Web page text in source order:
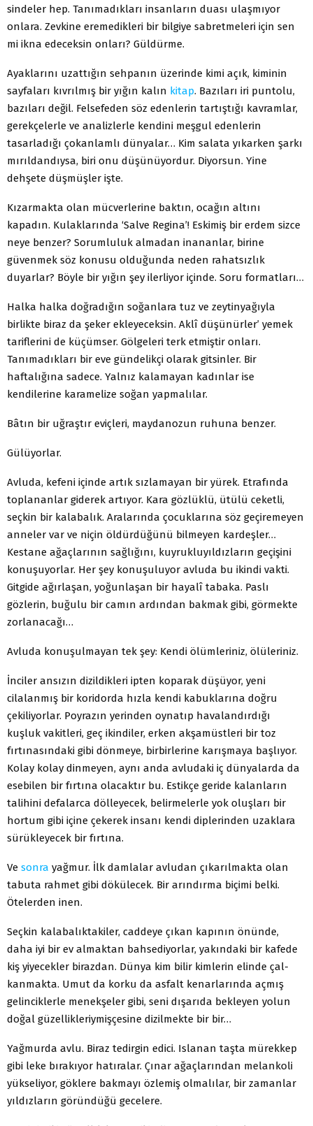
sindeler hep. Tanımadıkları insanların duası ulaşmıyor
onlara. Zevkine eremedikleri bir bilgiye sabretmeleri için sen
mi ikna edeceksin onları? Güldürme.
Ayaklarını uzattığın sehpanın üzerinde kimi açık, kiminin
sayfaları kıvrılmış bir yığın kalın kitap. Bazıları iri puntolu,
bazıları değil. Felsefeden söz edenlerin tartıştığı kavramlar,
gerekçelerle ve analizlerle kendini meşgul edenlerin
tasarladığı çokanlamlı dünyalar… Kim salata yıkarken şarkı
mırıldandıysa, biri onu düşünüyordur. Diyorsun. Yine
dehşete düşmüşler işte.
Kızarmakta olan mücverlerine baktın, ocağın altını
kapadın. Kulaklarında ‘Salve Regina’! Eskimiş bir erdem sizce
neye benzer? Sorumluluk almadan inananlar, birine
güvenmek söz konusu olduğunda neden rahatsızlık
duyarlar? Böyle bir yığın şey ilerliyor içinde. Soru formatları…
Halka halka doğradığın soğanlara tuz ve zeytinyağıyla
birlikte biraz da şeker ekleyeceksin. Aklî düşünürler’ yemek
tariflerini de küçümser. Gölgeleri terk etmiştir onları.
Tanımadıkları bir eve gündelikçi olarak gitsinler. Bir
haftalığına sadece. Yalnız kalamayan kadınlar ise
kendilerine karamelize soğan yapmalılar.
Bâtın bir uğraştır eviçleri, maydanozun ruhuna benzer.
Gülüyorlar.
Avluda, kefeni içinde artık sızlamayan bir yürek. Etrafında
toplananlar giderek artıyor. Kara gözlüklü, ütülü ceketli,
seçkin bir kalabalık. Aralarında çocuklarına söz geçiremeyen
anneler var ve niçin öldürdüğünü bilmeyen kardeşler…
Kestane ağaçlarının sağlığını, kuyrukluyıldızların geçişini
konuşuyorlar. Her şey konuşuluyor avluda bu ikindi vakti.
Gitgide ağırlaşan, yoğunlaşan bir hayalî tabaka. Paslı
gözlerin, buğulu bir camın ardından bakmak gibi, görmekte
zorlanacağı…
Avluda konuşulmayan tek şey: Kendi ölümleriniz, ölüleriniz.
İnciler ansızın dizildikleri ipten koparak düşüyor, yeni
cilalanmış bir koridorda hızla kendi kabuklarına doğru
çekiliyorlar. Poyrazın yerinden oynatıp havalandırdığı
kuşluk vakitleri, geç ikindiler, erken akşamüstleri bir toz
fırtınasındaki gibi dönmeye, birbirlerine karışmaya başlıyor.
Kolay kolay dinmeyen, aynı anda avludaki iç dünyalarda da
esebilen bir fırtına olacaktır bu. Estikçe geride kalanların
talihini defalarca dölleyecek, belirmelerle yok oluşları bir
hortum gibi içine çekerek insanı kendi diplerinden uzaklara
sürükleyecek bir fırtına.
Ve sonra yağmur. İlk damlalar avludan çıkarılmakta olan
tabuta rahmet gibi dökülecek. Bir arındırma biçimi belki.
Ötelerden inen.
Seçkin kalabalıktakiler, caddeye çıkan kapının önünde,
daha iyi bir ev almaktan bahsediyorlar, yakındaki bir kafede
kiş yiyecekler birazdan. Dünya kim bilir kimlerin elinde çal-
kanmakta. Umut da korku da asfalt kenarlarında açmış
gelinciklerle menekşeler gibi, seni dışarıda bekleyen yolun
doğal güzellikleriymişçesine dizilmekte bir bir…
Yağmurda avlu. Biraz tedirgin edici. Islanan taşta mürekkep
gibi leke bırakıyor hatıralar. Çınar ağaçlarından melankoli
yükseliyor, göklere bakmayı özlemiş olmalılar, bir zamanlar
yıldızların göründüğü gecelere.